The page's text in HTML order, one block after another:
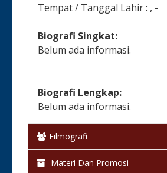
Tempat / Tanggal Lahir : , -
Biografi Singkat:
Belum ada informasi.
Biografi Lengkap:
Belum ada informasi.
Filmografi
Materi Dan Promosi